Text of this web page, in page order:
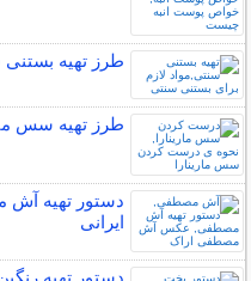
طرز تهیه
طرز تهیه سس
دستور تهیه
ایرانی